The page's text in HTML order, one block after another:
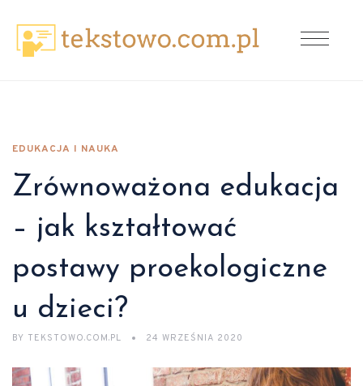
EDUKACJA I NAUKA
Zrównoważona edukacja
– jak kształtować
postawy proekologiczne
u dzieci?
BY TEKSTOWO.COM.PL 24 WRZEŚNIA 2020